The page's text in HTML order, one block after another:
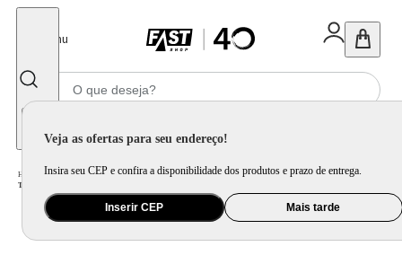
Menu
Veja as ofertas para seu endereço!
Insira seu CEP e confira a disponibilidade dos produtos e prazo de entrega.
Inserir CEP Mais tarde
Home Utilidade Doméstica Cozinha / Jogo de Panela e Panela Avulsa /
Tampa de Vidro Ichef Polishop - Shark Series - 20Cm - Azul